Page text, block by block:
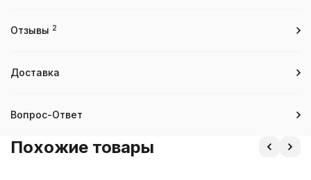
Отзывы 2
Доставка
Вопрос-Ответ
Похожие товары